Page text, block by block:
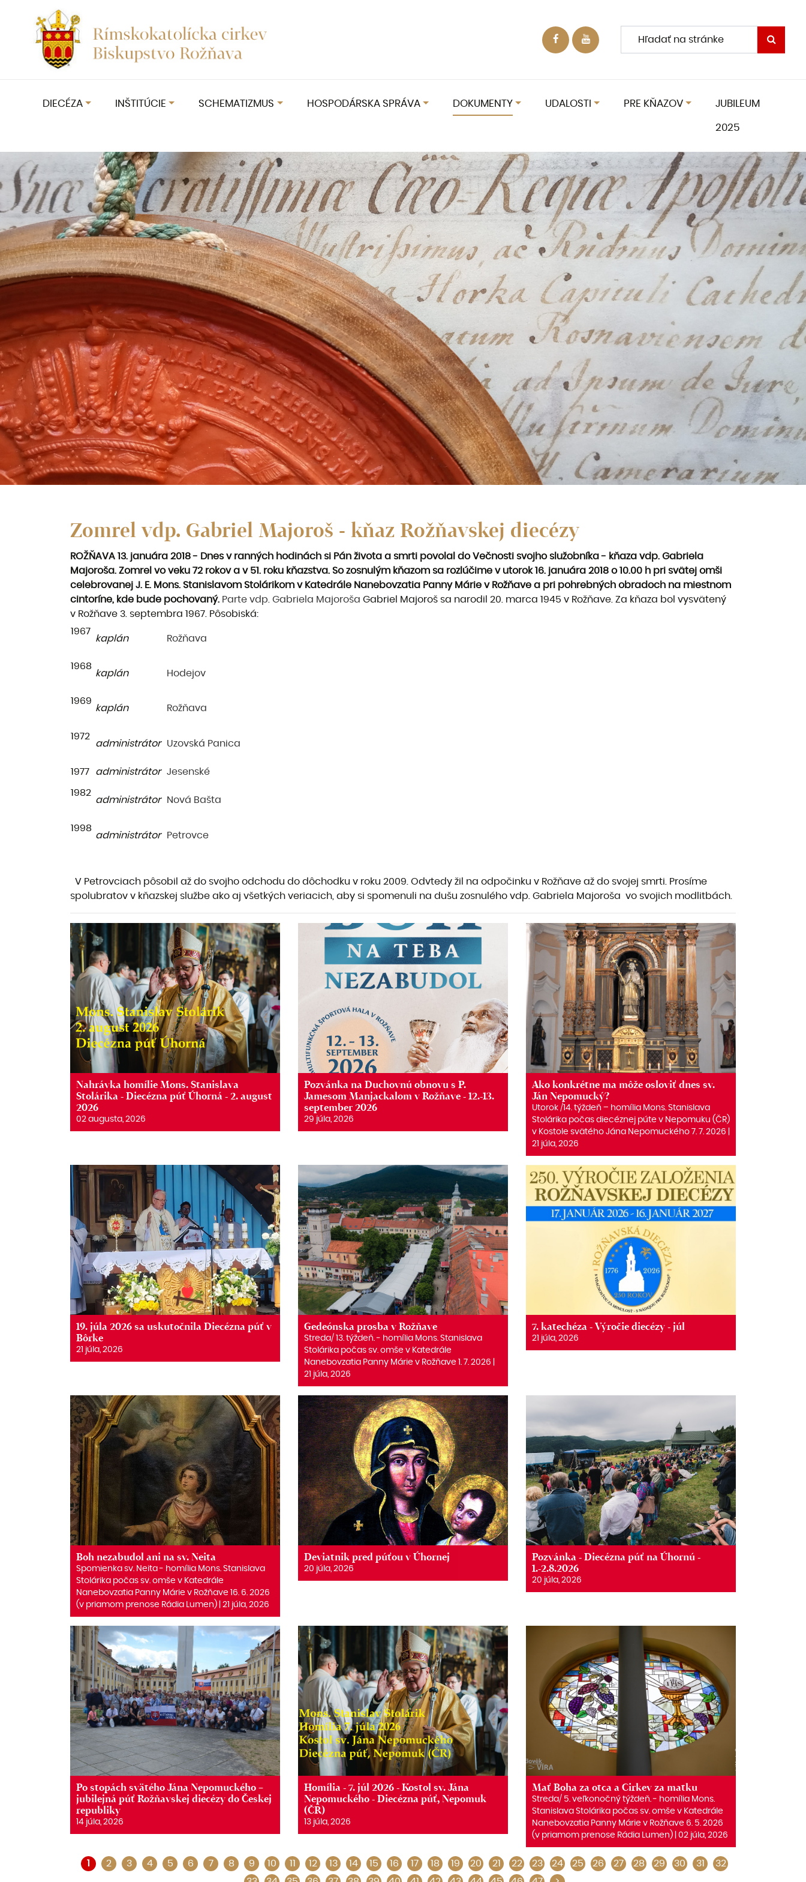
DIECÉZA INŠTITÚCIE SCHEMATIZMUS HOSPODÁRSKA SPRÁVA DOKUMENTY UDALOSTI PRE KŇAZOV JUBILEUM
2025
Zomrel vdp. Gabriel Majoroš - kňaz Rožňavskej diecézy
ROŽŇAVA 13. januára 2018 - Dnes v ranných hodinách si Pán života a smrti povolal do Večnosti svojho služobníka - kňaza vdp. Gabriela
Majoroša. Zomrel vo veku 72 rokov a v 51. roku kňazstva. So zosnulým kňazom sa rozlúčime v utorok 16. januára 2018 o 10.00 h pri svätej omši
celebrovanej J. E. Mons. Stanislavom Stolárikom v Katedrále Nanebovzatia Panny Márie v Rožňave a pri pohrebných obradoch na miestnom
cintoríne, kde bude pochovaný. Parte vdp. Gabriela Majoroša Gabriel Majoroš sa narodil 20. marca 1945 v Rožňave. Za kňaza bol vysvätený
v Rožňave 3. septembra 1967. Pôsobiská:
1967
kaplán Rožňava
1968
kaplán Hodejov
1969
kaplán Rožňava
1972
administrátor Uzovská Panica
1977 administrátor Jesenské
1982
administrátor Nová Bašta
1998
administrátor Petrovce
V Petrovciach pôsobil až do svojho odchodu do dôchodku v roku 2009. Odvtedy žil na odpočinku v Rožňave až do svojej smrti. Prosíme
spolubratov v kňazskej službe ako aj všetkých veriacich, aby si spomenuli na dušu zosnulého vdp. Gabriela Majoroša vo svojich modlitbách.
Nahrávka homílie Mons. Stanislava
Stolárika - Diecézna púť Úhorná - 2. august
2026
02 augusta, 2026
Pozvánka na Duchovnú obnovu s P.
Jamesom Manjackalom v Rožňave - 12.-13.
september 2026
29 júla, 2026
Ako konkrétne ma môže osloviť dnes sv.
Ján Nepomucký?
Utorok /14. týždeň – homília Mons. Stanislava
Stolárika počas diecéznej púte v Nepomuku (ČR)
v Kostole svätého Jána Nepomuckého 7. 7. 2026 |
21 júla, 2026
19. júla 2026 sa uskutočnila Diecézna púť v
Bôrke
21 júla, 2026
Gedeónska prosba v Rožňave
Streda/ 13. týždeň. ‒ homília Mons. Stanislava
Stolárika počas sv. omše v Katedrále
Nanebovzatia Panny Márie v Rožňave 1. 7. 2026 |
21 júla, 2026
7. katechéza - Výročie diecézy - júl
21 júla, 2026
Boh nezabudol ani na sv. Neita
Spomienka sv. Neita ‒ homília Mons. Stanislava
Stolárika počas sv. omše v Katedrále
Nanebovzatia Panny Márie v Rožňave 16. 6. 2026
(v priamom prenose Rádia Lumen) | 21 júla, 2026
Deviatnik pred púťou v Úhornej
20 júla, 2026
Pozvánka - Diecézna púť na Úhornú -
1.-2.8.2026
20 júla, 2026
Po stopách svätého Jána Nepomuckého –
jubilejná púť Rožňavskej diecézy do Českej
republiky
14 júla, 2026
Homília - 7. júl 2026 - Kostol sv. Jána
Nepomuckého - Diecézna púť, Nepomuk
(ČR)
13 júla, 2026
Mať Boha za otca a Cirkev za matku
Streda/ 5. veľkonočný týždeň. ‒ homília Mons.
Stanislava Stolárika počas sv. omše v Katedrále
Nanebovzatia Panny Márie v Rožňave 6. 5. 2026
(v priamom prenose Rádia Lumen) | 02 júla, 2026
1 2 3 4 5 6 7 8 9 10 11 12 13 14 15 16 17 18 19 20 21 22 23 24 25 26 27 28 29 30 31
32